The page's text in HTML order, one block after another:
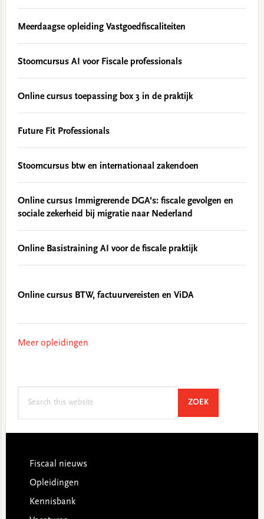
Meerdaagse opleiding Vastgoedfiscaliteiten
Stoomcursus AI voor Fiscale professionals
Online cursus toepassing box 3 in de praktijk
Future Fit Professionals
Stoomcursus btw en internationaal zakendoen
Online cursus Immigrerende DGA’s: fiscale gevolgen en
sociale zekerheid bij migratie naar Nederland
Online Basistraining AI voor de fiscale praktijk
Online cursus BTW, factuurvereisten en ViDA
Meer opleidingen
ZOEKSEARCH
Footer
Fiscaal nieuws
Opleidingen
Kennisbank